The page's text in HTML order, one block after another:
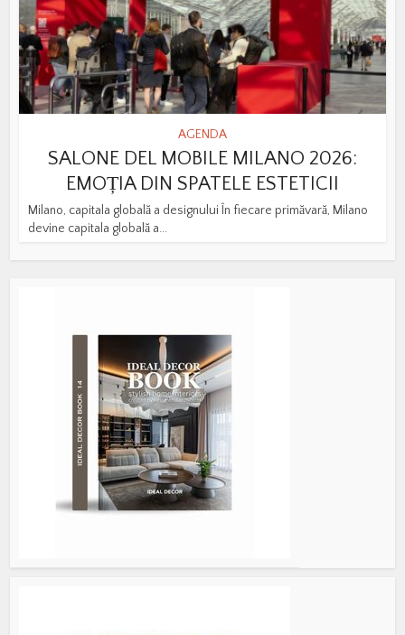
AGENDA
SALONE DEL MOBILE MILANO 2026:
EMOȚIA DIN SPATELE ESTETICII
Milano, capitala globală a designului În fiecare primăvară, Milano
devine capitala globală a...